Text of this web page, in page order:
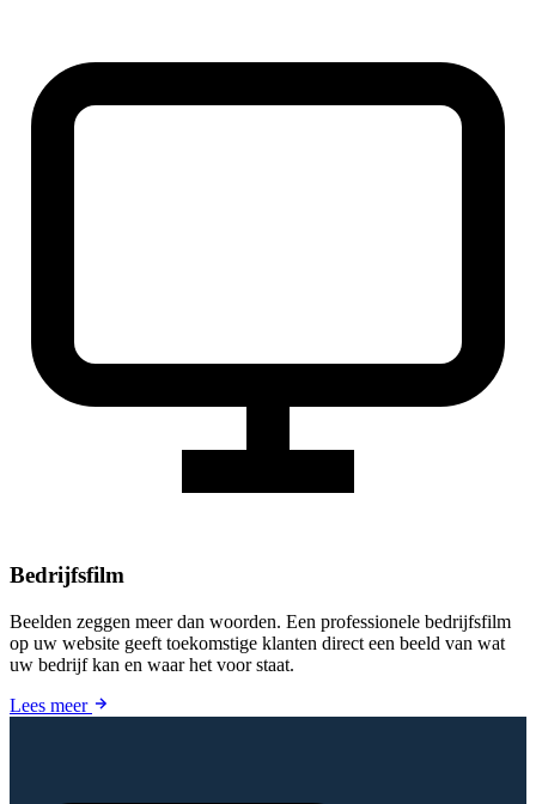
Bedrijfsfilm
Beelden zeggen meer dan woorden. Een professionele bedrijfsfilm
op uw website geeft toekomstige klanten direct een beeld van wat
uw bedrijf kan en waar het voor staat.
Lees meer